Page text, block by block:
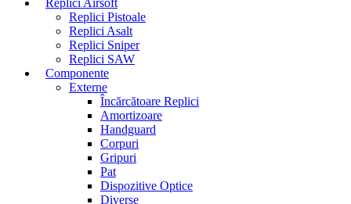
Replici Airsoft
Replici Pistoale
Replici Asalt
Replici Sniper
Replici SAW
Componente
Externe
Încărcătoare Replici
Amortizoare
Handguard
Corpuri
Gripuri
Pat
Dispozitive Optice
Diverse